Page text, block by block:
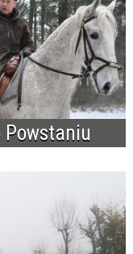
Powstaniu